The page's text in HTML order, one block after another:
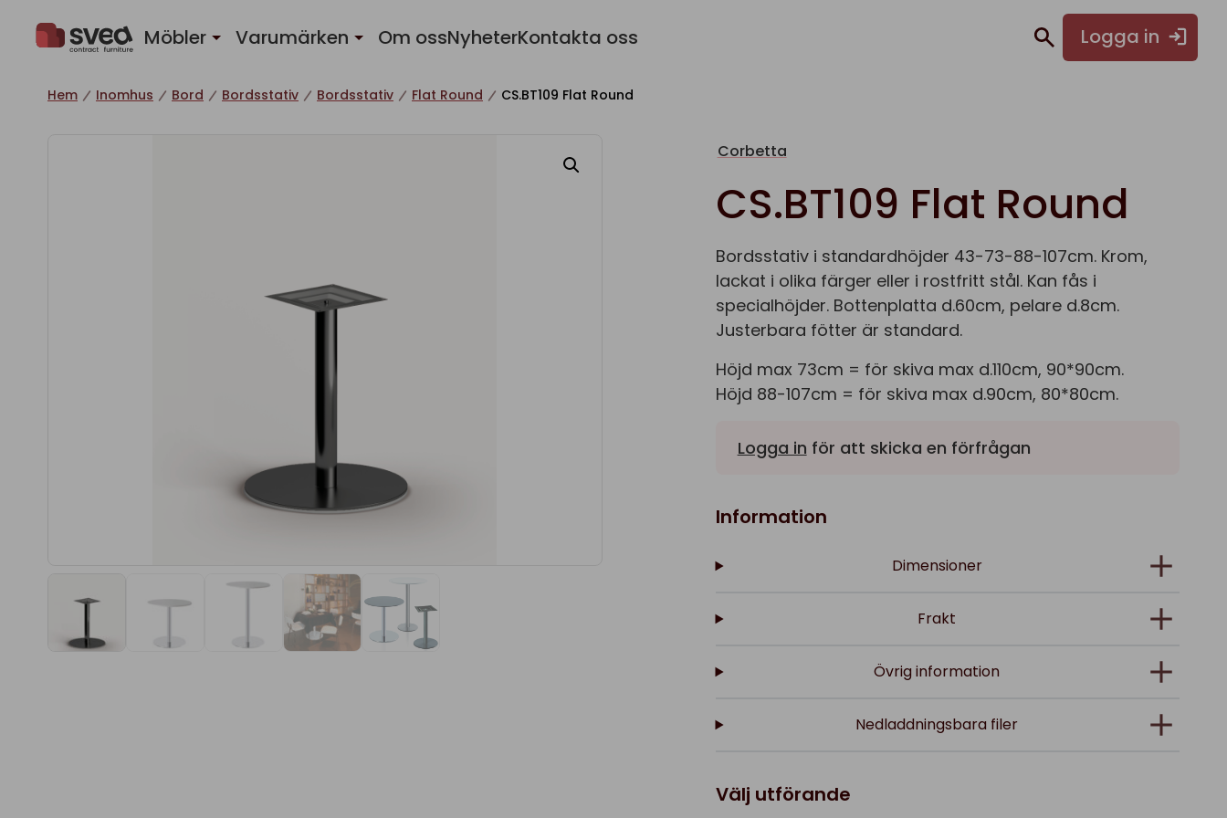
Möbler Varumärken Om ossNyheterKontakta oss Logga in
Hem Inomhus Bord Bordsstativ Bordsstativ Flat Round CS.BT109 Flat Round
Corbetta
CS.BT109 Flat Round
Bordsstativ i standardhöjder 43-73-88-107cm. Krom,
lackat i olika färger eller i rostfritt stål. Kan fås i
specialhöjder. Bottenplatta d.60cm, pelare d.8cm.
Justerbara fötter är standard.
Höjd max 73cm = för skiva max d.110cm, 90*90cm.
Höjd 88-107cm = för skiva max d.90cm, 80*80cm.
Logga in för att skicka en förfrågan
Information
Dimensioner
Frakt
Övrig information
Nedladdningsbara filer
Välj utförande